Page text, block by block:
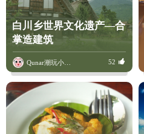
白川乡世界文化遗产—合
掌造建筑
52